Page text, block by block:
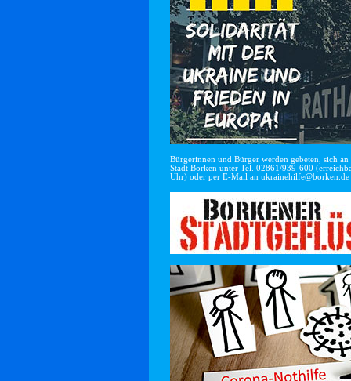
Bürgerinnen und Bürger werden gebeten, sich
Stadt Borken unter Tel. 02861/939-600
Uhr) oder per E-Mail an ukrainehilfe@borken.de